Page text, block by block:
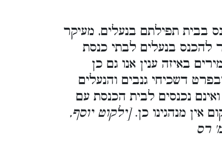
בבית תפילתם בנעלים, מעיקר
להכנס בנעלים לבתי כנסת
באיזה ענין אנו גם כן
דשכיחי גנבים והנעלים
נכנסים לבית הכנסת עם
אין מנהגינו כן.[ילקוט יוסף,
רס